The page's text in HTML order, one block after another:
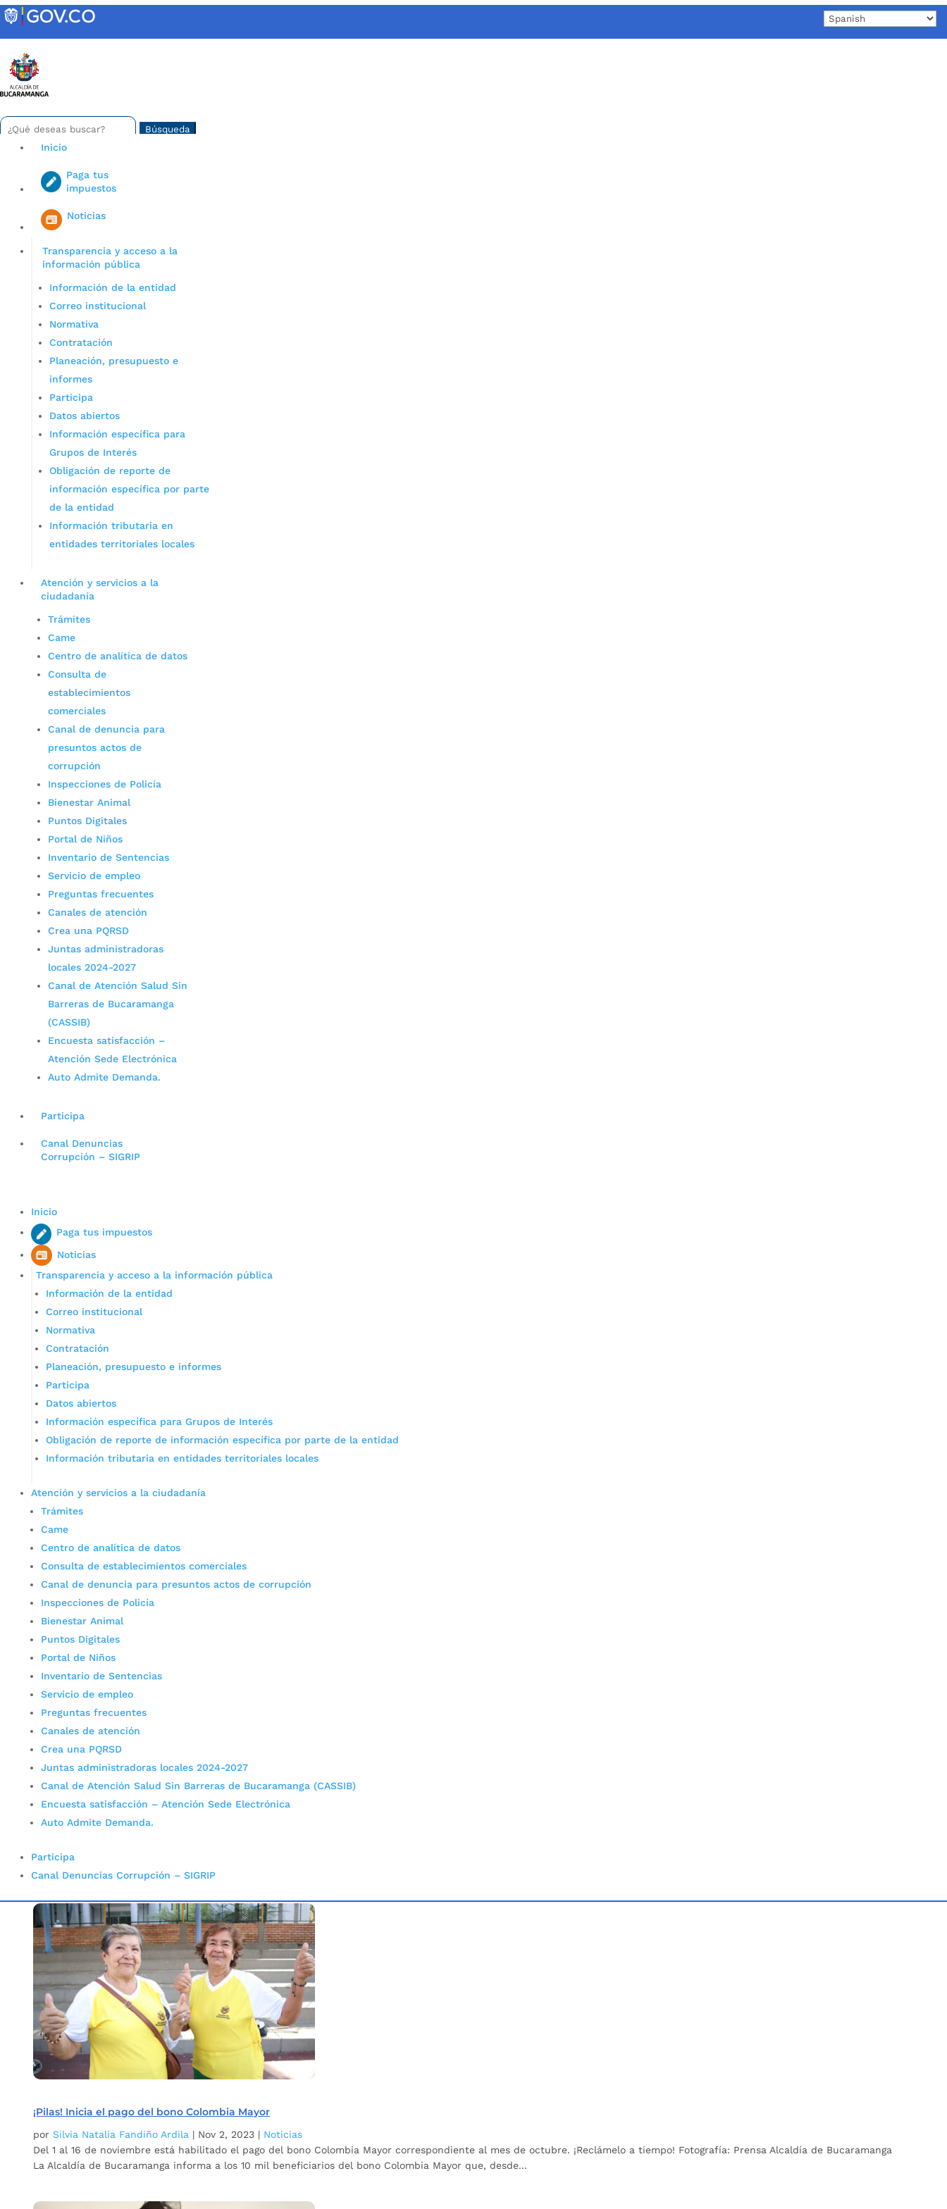
Skip
to
Buscar:
Search
for...
Iniciar sesión en gov co
Inicio
Paga tus
impuestos
Noticias
Transparencia y acceso a la
información pública
Información de la entidad
Correo institucional
Normativa
Contratación
Planeación, presupuesto e
informes
Participa
Datos abiertos
Información específica para
Grupos de Interés
Obligación de reporte de
información específica por parte
de la entidad
Información tributaria en
entidades territoriales locales
Atención y servicios a la
ciudadanía
Trámites
Came
Centro de analítica de datos
Consulta de
establecimientos
comerciales
Canal de denuncia para
presuntos actos de
corrupción
Inspecciones de Policía
Bienestar Animal
Puntos Digitales
Portal de Niños
Inventario de Sentencias
Servicio de empleo
Preguntas frecuentes
Canales de atención
Crea una PQRSD
Juntas administradoras
locales 2024-2027
Canal de Atención Salud Sin
Barreras de Bucaramanga
(CASSIB)
Encuesta satisfacción –
Atención Sede Electrónica
Auto Admite Demanda.
Participa
Canal Denuncias
Corrupción – SIGRIP
Inicio
Paga tus impuestos
Noticias
Transparencia y acceso a la información pública
Información de la entidad
Correo institucional
Normativa
Contratación
Planeación, presupuesto e informes
Participa
Datos abiertos
Información específica para Grupos de Interés
Obligación de reporte de información específica por parte de la entidad
Información tributaria en entidades territoriales locales
Atención y servicios a la ciudadanía
Trámites
Came
Centro de analítica de datos
Consulta de establecimientos comerciales
Canal de denuncia para presuntos actos de corrupción
Inspecciones de Policía
Bienestar Animal
Puntos Digitales
Portal de Niños
Inventario de Sentencias
Servicio de empleo
Preguntas frecuentes
Canales de atención
Crea una PQRSD
Juntas administradoras locales 2024-2027
Canal de Atención Salud Sin Barreras de Bucaramanga (CASSIB)
Encuesta satisfacción – Atención Sede Electrónica
Auto Admite Demanda.
Participa
Canal Denuncias Corrupción – SIGRIP
Inicio 5 Etiqueta: Bono Colombia Mayor
¡Pilas! Inicia el pago del bono Colombia Mayor
porSilvia Natalia Fandiño Ardila | Nov 2, 2023 | Noticias
Del 1 al 16 de noviembre está habilitado el pago del bono Colombia Mayor correspondiente al mes de octubre. ¡Reclámelo a tiempo! Fotografía: Prensa Alcaldía de Bucaramanga
La Alcaldía de Bucaramanga informa a los 10 mil beneficiarios del bono Colombia Mayor que, desde...